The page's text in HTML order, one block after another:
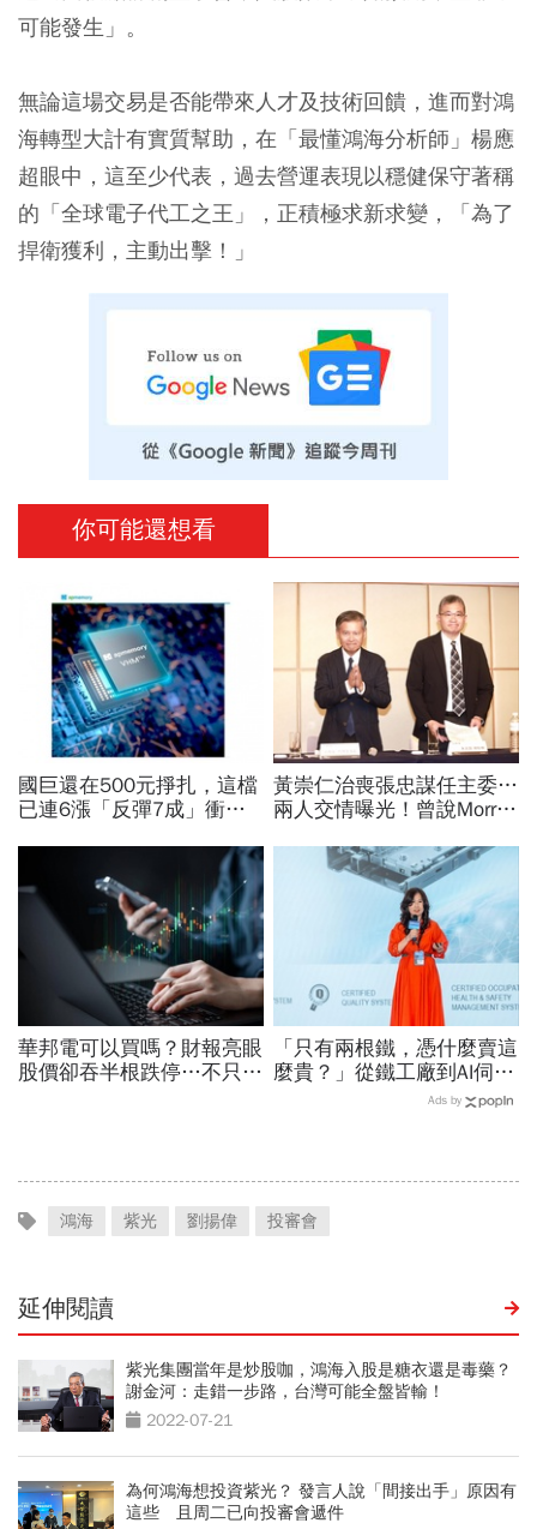
可能發生」。
無論這場交易是否能帶來人才及技術回饋，進而對鴻
海轉型大計有實質幫助，在「最懂鴻海分析師」楊應
超眼中，這至少代表，過去營運表現以穩健保守著稱
的「全球電子代工之王」，正積極求新求變，「為了
捍衛獲利，主動出擊！」
你可能還想看
國巨還在500元掙扎，這檔
已連6漲「反彈7成」衝千
黃崇仁治喪張忠謀任主委…
兩人交情曝光！曾說Morris
我！遺屬發聲「明年定要配
華邦電可以買嗎？財報亮眼
股價卻吞半根跌停…不只外
「只有兩根鐵，憑什麼賣這
麼貴？」從鐵工廠到AI伺服
器滑軌霸主，川湖靠四大護
Ads by
鴻海 紫光 劉揚偉 投審會
延伸閱讀
紫光集團當年是炒股咖，鴻海入股是糖衣還是毒藥？
謝金河：走錯一步路，台灣可能全盤皆輸！
2022-07-21
為何鴻海想投資紫光？ 發言人說「間接出手」原因有
這些 且周二已向投審會遞件